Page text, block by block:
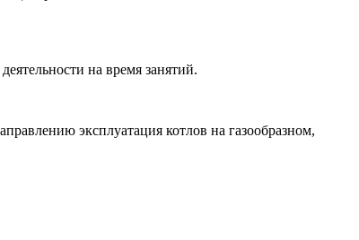
на время занятий.
эксплуатация котлов на газообразном,